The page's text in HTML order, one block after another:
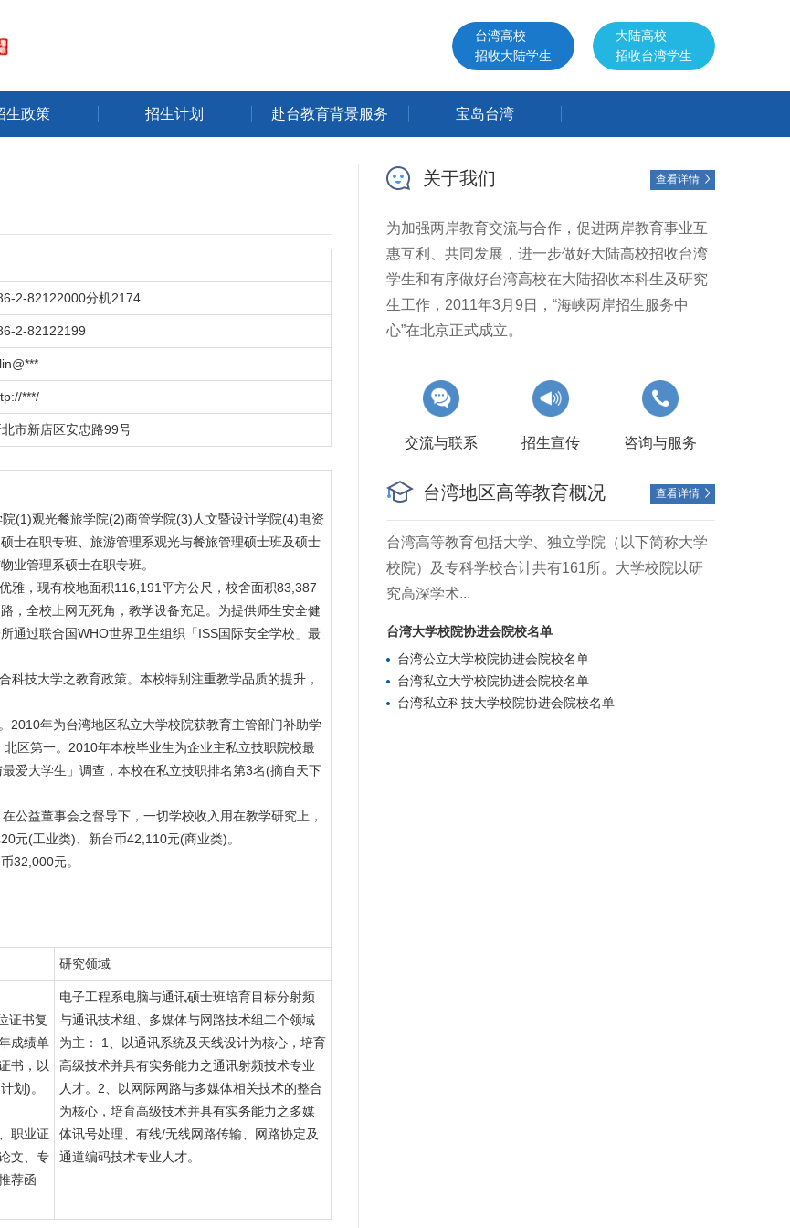
大陆高校
招收台湾学生
台湾高校
招收大陆学生
生政策 招生计划 赴台教育背景服务 宝岛台湾
2-82122000分机2174
2-82122199
***/
北市新店区安忠路99号
(1)观光餐旅学院(2)商管学院(3)人文暨设计学院(4)电资
士在职专班、旅游管理系观光与餐旅管理硕士班及硕士
业管理系硕士在职专班。
雅，现有校地面积116,191平方公尺，校舍面积83,387
，全校上网无死角，教学设备充足。为提供师生安全健
通过联合国WHO世界卫生组织「ISS国际安全学校」最
技大学之教育政策。本校特别注重教学品质的提升，
2010年为台湾地区私立大学校院获教育主管部门补助学
区第一。2010年本校毕业生为企业主私立技职院校最
爱大学生」调查，本校在私立技职排名第3名(摘自天下
公益董事会之督导下，一切学校收入用在教学研究上，
元(工业类)、新台币42,110元(商业类)。
32,000元。
研究领域
证书复
成绩单
书，以
划)。
职业证
文、专
荐函
电子工程系电脑与通讯硕士班培育目标分射频
与通讯技术组、多媒体与网路技术组二个领域
为主： 1、以通讯系统及天线设计为核心，培育
高级技术并具有实务能力之通讯射频技术专业
人才。2、以网际网路与多媒体相关技术的整合
为核心，培育高级技术并具有实务能力之多媒
体讯号处理、有线/无线网路传输、网路协定及
通道编码技术专业人才。
关于我们 查看详情 
为加强两岸教育交流与合作，促进两岸教育事业互
惠互利、共同发展，进一步做好大陆高校招收台湾
学生和有序做好台湾高校在大陆招收本科生及研究
生工作，2011年3月9日，“海峡两岸招生服务中
心”在北京正式成立。
交流与联系 招生宣传 咨询与服务
台湾地区高等教育概况 查看详情 
台湾高等教育包括大学、独立学院（以下简称大学
校院）及专科学校合计共有161所。大学校院以研
究高深学术...
台湾大学校院协进会院校名单
台湾公立大学校院协进会院校名单
台湾私立大学校院协进会院校名单
台湾私立科技大学校院协进会院校名单